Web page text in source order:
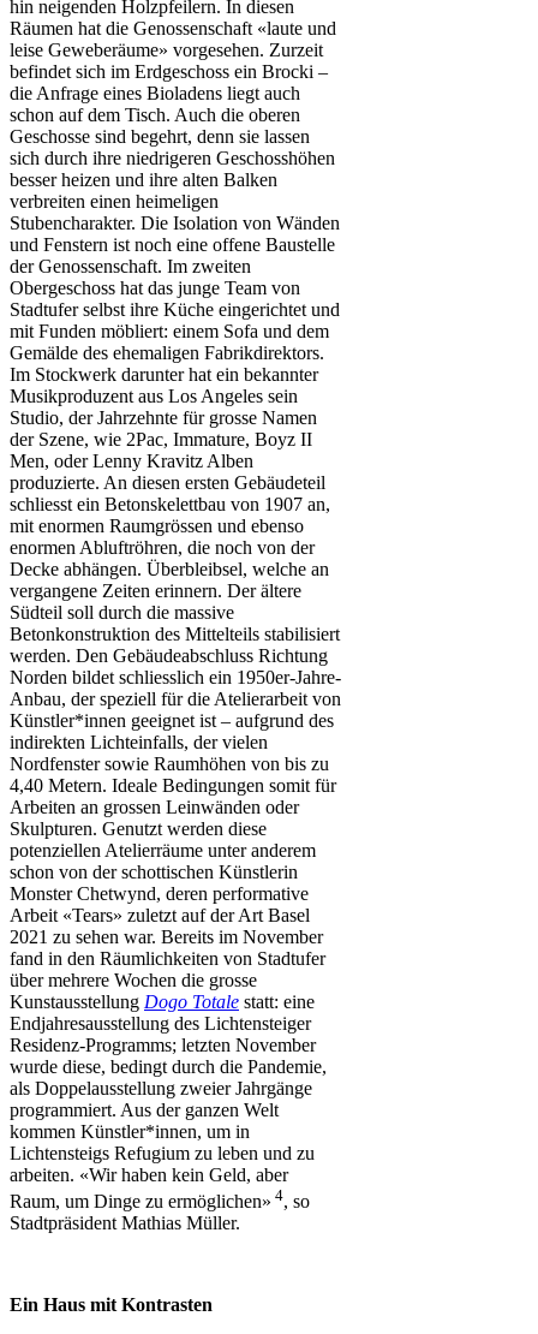
hin neigenden Holzpfeilern. In diesen
Räumen hat die Genossenschaft «laute und
leise Geweberäume» vorgesehen. Zurzeit
befindet sich im Erdgeschoss ein Brocki –
die Anfrage eines Bioladens liegt auch
schon auf dem Tisch. Auch die oberen
Geschosse sind begehrt, denn sie lassen
sich durch ihre niedrigeren Geschosshöhen
besser heizen und ihre alten Balken
verbreiten einen heimeligen
Stubencharakter. Die Isolation von Wänden
und Fenstern ist noch eine offene Baustelle
der Genossenschaft. Im zweiten
Obergeschoss hat das junge Team von
Stadtufer selbst ihre Küche eingerichtet und
mit Funden möbliert: einem Sofa und dem
Gemälde des ehemaligen Fabrikdirektors.
Im Stockwerk darunter hat ein bekannter
Musikproduzent aus Los Angeles sein
Studio, der Jahrzehnte für grosse Namen
der Szene, wie 2Pac, Immature, Boyz II
Men, oder Lenny Kravitz Alben
produzierte. An diesen ersten Gebäudeteil
schliesst ein Betonskelettbau von 1907 an,
mit enormen Raumgrössen und ebenso
enormen Abluftröhren, die noch von der
Decke abhängen. Überbleibsel, welche an
vergangene Zeiten erinnern. Der ältere
Südteil soll durch die massive
Betonkonstruktion des Mittelteils stabilisiert
werden. Den Gebäudeabschluss Richtung
Norden bildet schliesslich ein 1950er-Jahre-
Anbau, der speziell für die Atelierarbeit von
Künstler*innen geeignet ist – aufgrund des
indirekten Lichteinfalls, der vielen
Nordfenster sowie Raumhöhen von bis zu
4,40 Metern. Ideale Bedingungen somit für
Arbeiten an grossen Leinwänden oder
Skulpturen. Genutzt werden diese
potenziellen Atelierräume unter anderem
schon von der schottischen Künstlerin
Monster Chetwynd, deren performative
Arbeit «Tears» zuletzt auf der Art Basel
2021 zu sehen war. Bereits im November
fand in den Räumlichkeiten von Stadtufer
über mehrere Wochen die grosse
Kunstausstellung Dogo Totale statt: eine
Endjahresausstellung des Lichtensteiger
Residenz-Programms; letzten November
wurde diese, bedingt durch die Pandemie,
als Doppelausstellung zweier Jahrgänge
programmiert. Aus der ganzen Welt
kommen Künstler*innen, um in
Lichtensteigs Refugium zu leben und zu
arbeiten. «Wir haben kein Geld, aber
Raum, um Dinge zu ermöglichen» 4, so
Stadtpräsident Mathias Müller.
Ein Haus mit Kontrasten